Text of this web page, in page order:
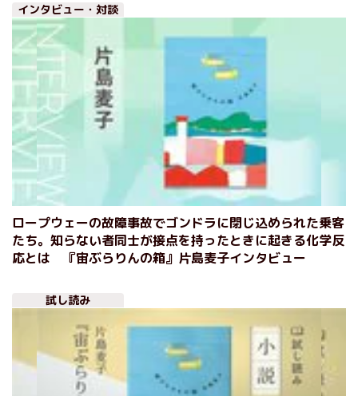
インタビュー・対談
ロープウェーの故障事故でゴンドラに閉じ込められた乗客
たち。知らない者同士が接点を持ったときに起きる化学反
応とは 『宙ぶらりんの箱』片島麦子インタビュー
試し読み